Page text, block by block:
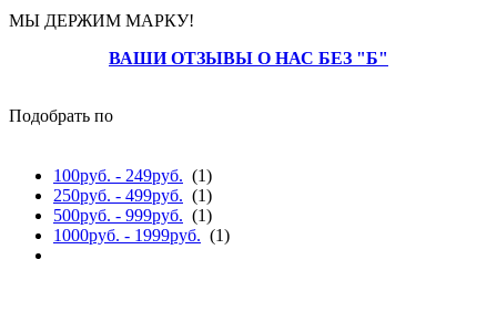
МЫ ДЕРЖИМ МАРКУ!
ВАШИ ОТЗЫВЫ О НАС БЕЗ "Б"
Подобрать по
100руб. - 249руб. (1)
250руб. - 499руб. (1)
500руб. - 999руб. (1)
1000руб. - 1999руб. (1)